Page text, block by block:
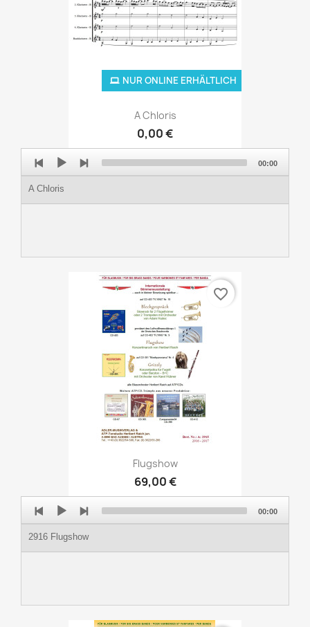
A Chloris
0,00 €
NUR ONLINE ERHÄLTLICH
Player
A Chloris
00:00
Flugshow
69,00 €
favorite_border
Player
2916 Flugshow
00:00